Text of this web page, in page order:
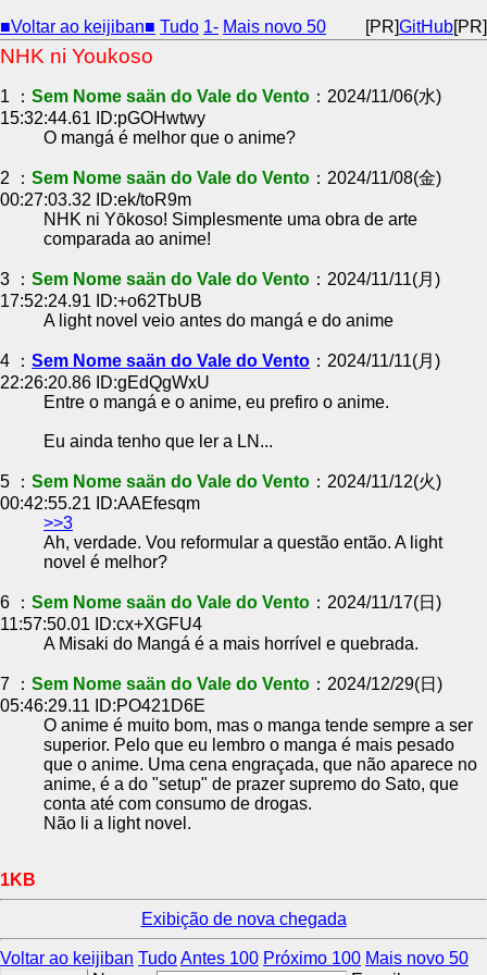
■Voltar ao keijiban■ Tudo 1- Mais novo 50 [PR]GitHub[PR]
NHK ni Youkoso
1 ： Sem Nome saän do Vale do Vento ：2024/11/06(水)
15:32:44.61 ID:pGOHwtwy
O mangá é melhor que o anime?
2 ： Sem Nome saän do Vale do Vento ：2024/11/08(金)
00:27:03.32 ID:ek/toR9m
NHK ni Yōkoso! Simplesmente uma obra de arte
comparada ao anime!
3 ： Sem Nome saän do Vale do Vento ：2024/11/11(月)
17:52:24.91 ID:+o62TbUB
A light novel veio antes do mangá e do anime
4 ： Sem Nome saän do Vale do Vento ：2024/11/11(月)
22:26:20.86 ID:gEdQgWxU
Entre o mangá e o anime, eu prefiro o anime.
Eu ainda tenho que ler a LN...
5 ： Sem Nome saän do Vale do Vento ：2024/11/12(火)
00:42:55.21 ID:AAEfesqm
>>3
Ah, verdade. Vou reformular a questão então. A light
novel é melhor?
6 ： Sem Nome saän do Vale do Vento ：2024/11/17(日)
11:57:50.01 ID:cx+XGFU4
A Misaki do Mangá é a mais horrível e quebrada.
7 ： Sem Nome saän do Vale do Vento ：2024/12/29(日)
05:46:29.11 ID:PO421D6E
O anime é muito bom, mas o manga tende sempre a ser
superior. Pelo que eu lembro o manga é mais pesado
que o anime. Uma cena engraçada, que não aparece no
anime, é a do "setup" de prazer supremo do Sato, que
conta até com consumo de drogas.
Não li a light novel.
1KB
Exibição de nova chegada
Voltar ao keijiban TudoAntes 100 Próximo 100 Mais novo 50